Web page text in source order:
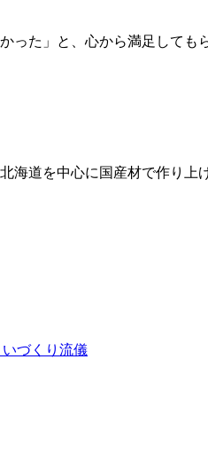
た」と、心から満足しても
道を中心に国産材で作り
づくり流儀